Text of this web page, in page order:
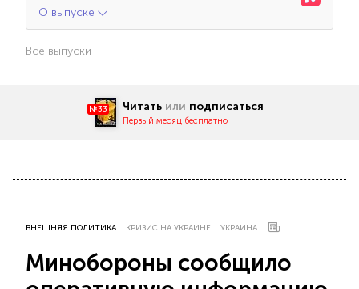
О выпуске
Все выпуски
№33 Читать или подписаться
Первый месяц бесплатно
ВНЕШНЯЯ ПОЛИТИКА КРИЗИС НА УКРАИНЕ УКРАИНА
Минобороны сообщило